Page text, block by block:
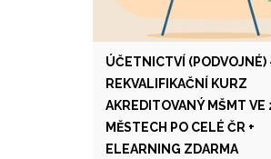
ÚČETNICTVÍ (PODVOJNÉ)
REKVALIFIKAČNÍ KURZ
AKREDITOVANÝ MŠMT VE
MĚSTECH PO CELÉ ČR +
ELEARNING ZDARMA